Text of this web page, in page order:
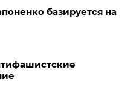
базируется на